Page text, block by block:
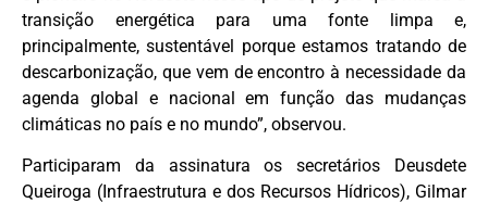
transição energética para uma fonte limpa e,
principalmente, sustentável porque estamos tratando de
descarbonização, que vem de encontro à necessidade da
agenda global e nacional em função das mudanças
climáticas no país e no mundo”, observou.
Participaram da assinatura os secretários Deusdete
Queiroga (Infraestrutura e dos Recursos Hídricos), Gilmar